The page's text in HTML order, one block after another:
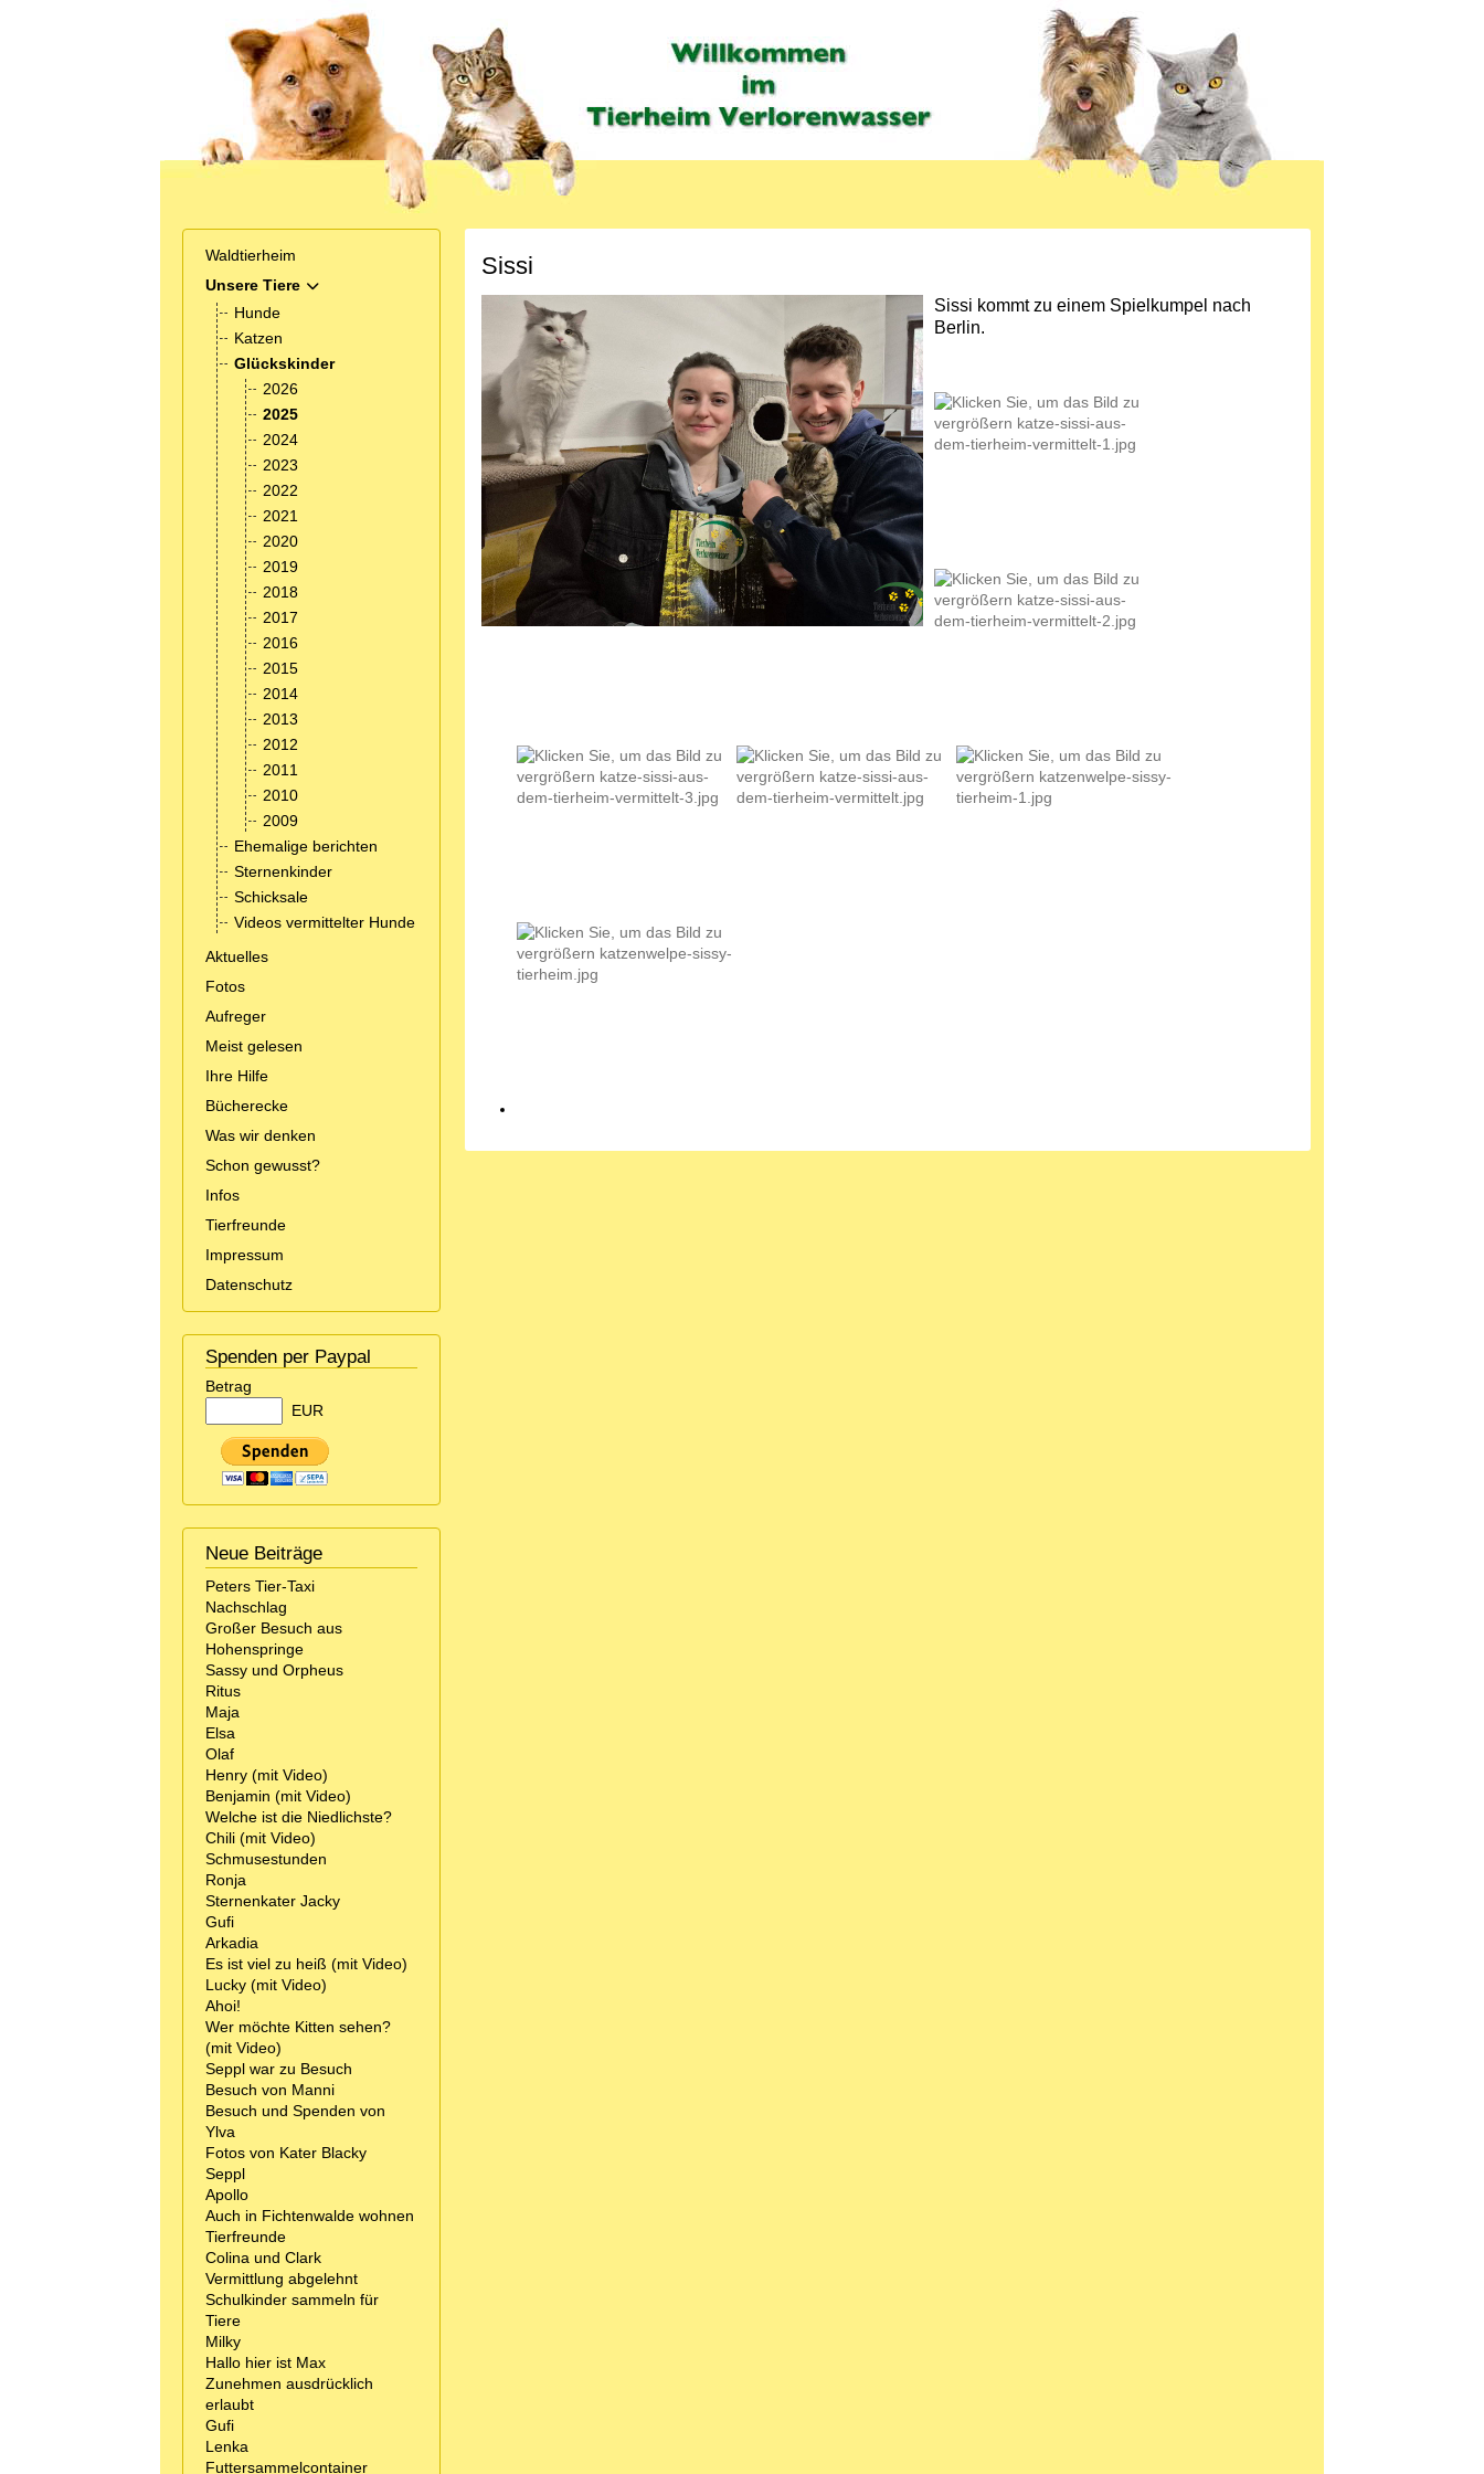
Waldtierheim
Unsere Tiere
MOD_MENU_TOGGLE_SUBMENU_LABEL
Hunde
Katzen
Glückskinder
2026
2025
2024
2023
2022
2021
2020
2019
2018
2017
2016
2015
2014
2013
2012
2011
2010
2009
Ehemalige berichten
Sternenkinder
Schicksale
Videos vermittelter Hunde
Aktuelles
Fotos
Aufreger
Meist gelesen
Ihre Hilfe
Bücherecke
Was wir denken
Schon gewusst?
Infos
Tierfreunde
Impressum
Datenschutz
Spenden per Paypal
Betrag
EUR
Neue Beiträge
Peters Tier-Taxi
Nachschlag
Großer Besuch aus
Hohenspringe
Sassy und Orpheus
Ritus
Maja
Elsa
Olaf
Henry (mit Video)
Benjamin (mit Video)
Welche ist die Niedlichste?
Chili (mit Video)
Schmusestunden
Ronja
Sternenkater Jacky
Gufi
Arkadia
Es ist viel zu heiß (mit Video)
Lucky (mit Video)
Ahoi!
Wer möchte Kitten sehen?
(mit Video)
Seppl war zu Besuch
Besuch von Manni
Besuch und Spenden von
Ylva
Fotos von Kater Blacky
Seppl
Apollo
Auch in Fichtenwalde wohnen
Tierfreunde
Colina und Clark
Vermittlung abgelehnt
Schulkinder sammeln für
Tiere
Milky
Hallo hier ist Max
Zunehmen ausdrücklich
erlaubt
Gufi
Lenka
Futtersammelcontainer
Sissi
Sissi kommt zu einem Spielkumpel nach
Berlin.